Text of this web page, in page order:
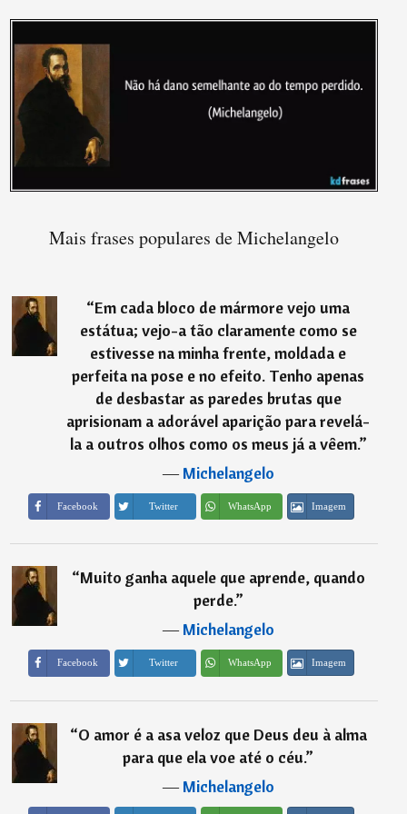
Mais frases populares de Michelangelo
“Em cada bloco de mármore vejo uma
estátua; vejo-a tão claramente como se
estivesse na minha frente, moldada e
perfeita na pose e no efeito. Tenho apenas
de desbastar as paredes brutas que
aprisionam a adorável aparição para revelá-
la a outros olhos como os meus já a vêem.”
―Michelangelo
Facebook Twitter WhatsApp Imagem
“Muito ganha aquele que aprende, quando
perde.”
―Michelangelo
Facebook Twitter WhatsApp Imagem
“O amor é a asa veloz que Deus deu à alma
para que ela voe até o céu.”
―Michelangelo